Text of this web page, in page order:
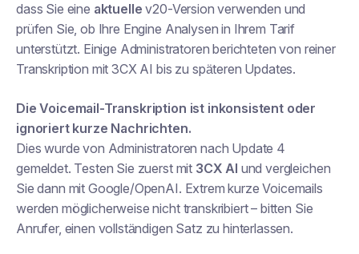
dass Sie eine aktuelle v20-Version verwenden und
prüfen Sie, ob Ihre Engine Analysen in Ihrem Tarif
unterstützt. Einige Administratoren berichteten von reiner
Transkription mit 3CX AI bis zu späteren Updates.
Die Voicemail-Transkription ist inkonsistent oder
ignoriert kurze Nachrichten.
Dies wurde von Administratoren nach Update 4
gemeldet. Testen Sie zuerst mit 3CX AI und vergleichen
Sie dann mit Google/OpenAI. Extrem kurze Voicemails
werden möglicherweise nicht transkribiert – bitten Sie
Anrufer, einen vollständigen Satz zu hinterlassen.